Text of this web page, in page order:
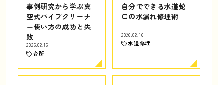
事例研究から学ぶ真
空式パイプクリーナ
ー使い方の成功と失
敗
2026.02.16
台所
自分でできる水道蛇
口の水漏れ修理術
2026.02.16
水道修理